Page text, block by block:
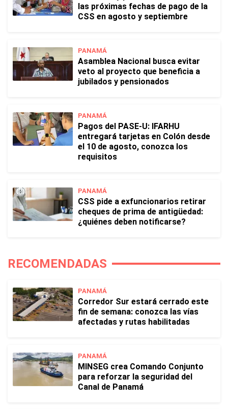
las próximas fechas de pago de la
CSS en agosto y septiembre
PANAMÁ
Asamblea Nacional busca evitar
veto al proyecto que beneficia a
jubilados y pensionados
PANAMÁ
Pagos del PASE-U: IFARHU
entregará tarjetas en Colón desde
el 10 de agosto, conozca los
requisitos
PANAMÁ
CSS pide a exfuncionarios retirar
cheques de prima de antigüedad:
¿quiénes deben notificarse?
RECOMENDADAS
PANAMÁ
Corredor Sur estará cerrado este
fin de semana: conozca las vías
afectadas y rutas habilitadas
PANAMÁ
MINSEG crea Comando Conjunto
para reforzar la seguridad del
Canal de Panamá